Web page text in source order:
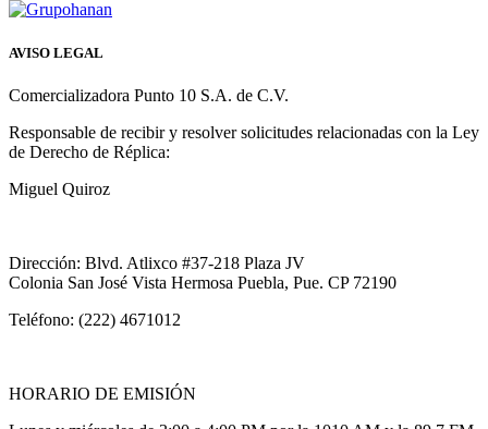
AVISO LEGAL
Comercializadora Punto 10 S.A. de C.V.
Responsable de recibir y resolver solicitudes relacionadas con la Ley
de Derecho de Réplica:
Miguel Quiroz
Dirección: Blvd. Atlixco #37-218 Plaza JV
Colonia San José Vista Hermosa Puebla, Pue. CP 72190
Teléfono: (222) 4671012
HORARIO DE EMISIÓN